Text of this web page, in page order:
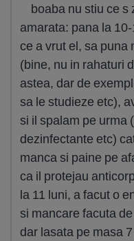
boaba nu stiu ce s
amarata: pana la
ce a vrut el, sa puna
(bine, nu in rahaturi
astea, dar de
sa le studieze etc),
si il spalam pe urma
dezinfectante etc)
manca si paine pe
ca il protejau
la 11 luni, a facut o
si mancare facuta
dar lasata pe masa